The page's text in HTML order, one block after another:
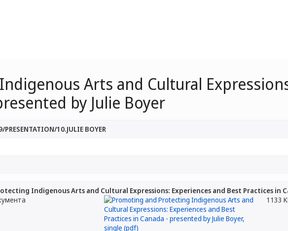
Arts and Cultural
by Julie Boyer
10.JULIE BOYER
Indigenous Arts and Cultural Expressions: Experiences and Best Practices in
1133